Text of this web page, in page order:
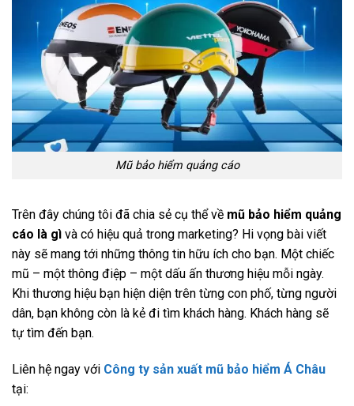
Mũ bảo hiểm quảng cáo
Trên đây chúng tôi đã chia sẻ cụ thể về mũ bảo hiểm quảng
cáo là gì và có hiệu quả trong marketing? Hi vọng bài viết
này sẽ mang tới những thông tin hữu ích cho bạn. Một chiếc
mũ – một thông điệp – một dấu ấn thương hiệu mỗi ngày.
Khi thương hiệu bạn hiện diện trên từng con phố, từng người
dân, bạn không còn là kẻ đi tìm khách hàng. Khách hàng sẽ
tự tìm đến bạn.
Liên hệ ngay với Công ty sản xuất mũ bảo hiểm Á Châu
tại: